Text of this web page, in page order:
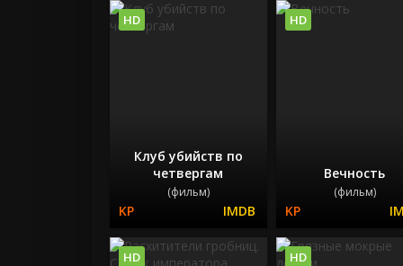
Клуб убийств по
четвергам
(фильм)
HD
Вечность
(фильм)
HD
HD HD